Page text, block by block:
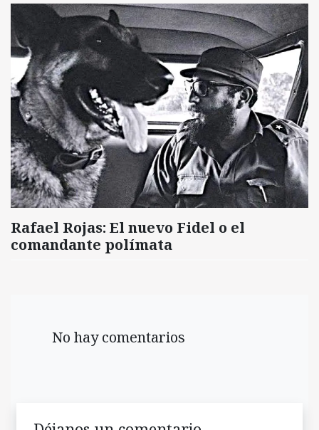
Rafael Rojas: El nuevo Fidel o el
comandante polímata
No hay comentarios